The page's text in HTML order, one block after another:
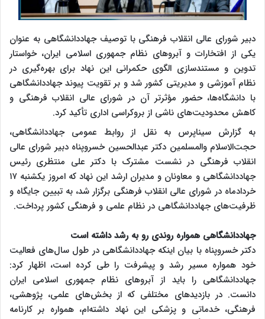
دبیر شورای عالی انقلاب فرهنگی با توصیف جهاددانشگاهی به عنوان
یکی از افتخارات و آبروهای نظام جمهوری اسلامی ایران، خواستار
تدوین و مستندسازی الگوی حکمرانی این نهاد برای بهره‌گیری در
نظام آموزشی و مدیریتی کشور شد و بر تقویت پیوند جهاددانشگاهی
با دانشگاه‌ها، حضور مؤثرتر آن در شورای عالی انقلاب فرهنگی و
کاهش محدودیت‌های ناشی از بروکراسی اداری تأکید کرد.
به گزارش سیناپرس به نقل از روابط عمومی جهاددانشگاهی،
حجت‌الاسلام والمسلمین دکتر عبدالحسین خسروپناه دبیر شورای عالی
انقلاب فرهنگی در نشست مشترک با دکتر علی منتظری رئیس
جهاددانشگاهی و معاونان و مدیران ارشد این نهاد که امروز یکشنبه ۱۷
خردادماه در شورای عالی انقلاب فرهنگی برگزار شد، به تبیین جایگاه و
ظرفیت‌های جهاددانشگاهی در نظام علمی و فرهنگی کشور پرداخت.
جهاددانشگاهی همواره روندی رو به رشد داشته است
دکتر خسروپناه با بیان اینکه جهاددانشگاهی در طول سال‌های فعالیت
خود همواره مسیر رشد و پیشرفت را طی کرده است، اظهار کرد:
جهاددانشگاهی را باید از آبروهای نظام جمهوری اسلامی ایران
دانست. در بازدیدهای مختلفی که از بخش‌های علمی، پژوهشی،
فرهنگی، خدماتی و پزشکی این نهاد داشته‌ام، همواره بر کارنامه